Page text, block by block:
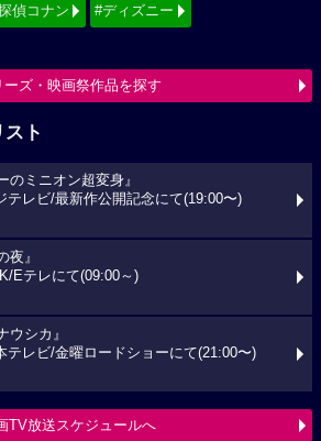
偵コナン #ディズニー
ーズ・映画祭作品を探す
ト
のミニオン超変身』
テレビ/最新作公開記念にて(19:00〜)
夜』
Eテレにて(09:00～)
ウシカ』
テレビ/金曜ロードショーにて(21:00〜)
TV放送スケジュールへ